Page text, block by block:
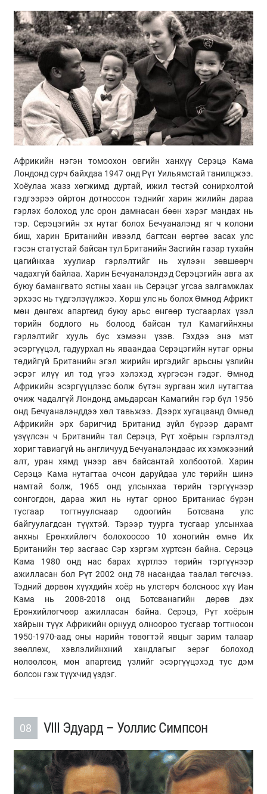
Африкийн нэгэн томоохон овгийн ханхүү Серэцэ Кама
Лондонд сурч байхдаа 1947 онд Рүт Уильямстай танилцжээ.
Хоёулаа жазз хөгжимд дуртай, ижил төстэй сонирхолтой
гэдгээрээ ойртон дотноссон тэднийг харин жилийн дараа
гэрлэх болоход улс орон дамнасан бөөн хэрэг мандах нь
тэр. Серэцэгийн эх нутаг болох Бечуаналэнд яг ч колони
биш, харин Британийн ивээлд багтсан өөртөө засах улс
гэсэн статустай байсан тул Британийн Засгийн газар тухайн
цагийнхаа хуулиар гэрлэлтийг нь хүлээн зөвшөөрч
чадахгүй байлаа. Харин Бечуаналэндэд Серэцэгийн авга ах
буюу бамангвато ястны хаан нь Серэцэг угсаа залгамжлах
эрхээс нь түдгэлзүүлжээ. Хөрш улс нь болох Өмнөд Африкт
мөн дөнгөж апартеид буюу арьс өнгөөр тусгаарлах үзэл
төрийн бодлого нь болоод байсан тул Камагийнхны
гэрлэлтийг хууль бус хэмээн үзэв. Гэхдээ энэ мэт
эсэргүүцэл, гадуурхал нь яваандаа Серэцэгийн нутаг орны
төдийгүй Британийн эгэл жирийн иргэдийг арьсны үзлийн
эсрэг илүү ил тод үгээ хэлэхэд хүргэсэн гэдэг. Өмнөд
Африкийн эсэргүүцлээс болж бүтэн зургаан жил нутагтаа
очиж чадалгүй Лондонд амьдарсан Камагийн гэр бүл 1956
онд Бечуаналэнддээ хөл тавьжээ. Дээрх хугацаанд Өмнөд
Африкийн эрх баригчид Британид зүйл бүрээр дарамт
үзүүлсэн ч Британийн тал Серэцэ, Рүт хоёрын гэрлэлтэд
хориг тавиагүй нь англичууд Бечуаналэндаас их хэмжээний
алт, уран хямд үнээр авч байсантай холбоотой. Харин
Серэцэ Кама нутагтаа очсон даруйдаа улс төрийн шинэ
намтай болж, 1965 онд улсынхаа төрийн тэргүүнээр
сонгогдон, дараа жил нь нутаг орноо Британиас бүрэн
тусгаар тогтнуулснаар одоогийн Ботсвана улс
байгуулагдсан түүхтэй. Тэрээр туурга тусгаар улсынхаа
анхны Ерөнхийлөгч болохоосоо 10 хоногийн өмнө Их
Британийн төр засгаас Сэр хэргэм хүртсэн байна. Серэцэ
Кама 1980 онд нас барах хүртлээ төрийн тэргүүнээр
ажилласан бол Рүт 2002 онд 78 насандаа таалал төгсчээ.
Тэдний дөрвөн хүүхдийн хоёр нь улстөрч болсноос хүү Иан
Кама нь 2008-2018 онд Ботсванагийн дөрөв дэх
Ерөнхийлөгчөөр ажилласан байна. Серэцэ, Рүт хоёрын
хайрын түүх Африкийн орнууд олноороо тусгаар тогтносон
1950-1970-аад оны нарийн төвөгтэй явцыг зарим талаар
зөөллөж, хэвлэлийнхний хандлагыг эерэг болоход
нөлөөлсөн, мөн апартеид үзлийг эсэргүүцэхэд тус дэм
болсон гэж түүхчид үздэг.
08 VIII Эдуард – Уоллис Симпсон